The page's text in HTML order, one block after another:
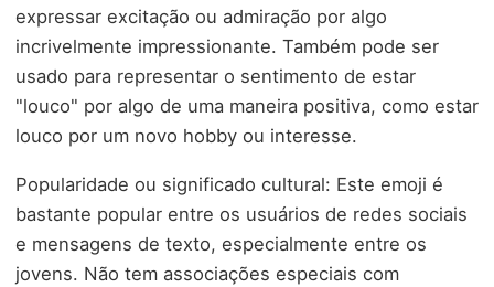
expressar excitação ou admiração por algo
incrivelmente impressionante. Também pode ser
usado para representar o sentimento de estar
"louco" por algo de uma maneira positiva, como estar
louco por um novo hobby ou interesse.
Popularidade ou significado cultural: Este emoji é
bastante popular entre os usuários de redes sociais
e mensagens de texto, especialmente entre os
jovens. Não tem associações especiais com